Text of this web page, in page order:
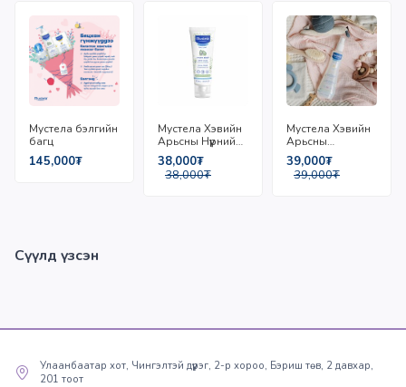
Мустела бэлгийн
багц
145,000₮
Мустела Хэвийн
Арьсны Нүүрний
Тос 40мл
38,000₮
38,000₮
Мустела Хэвийн
Арьсны
Чийгшүүлэгч Мист
200мл
39,000₮
39,000₮
Сүүлд үзсэн
Улаанбаатар хот, Чингэлтэй дүүрэг, 2-р хороо, Бэриш төв, 2 давхар,
201 тоот